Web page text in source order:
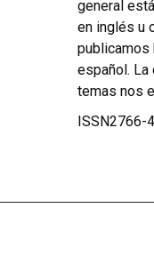
general
en inglés u
publicamos
español.
temas nos
ISSN2766-